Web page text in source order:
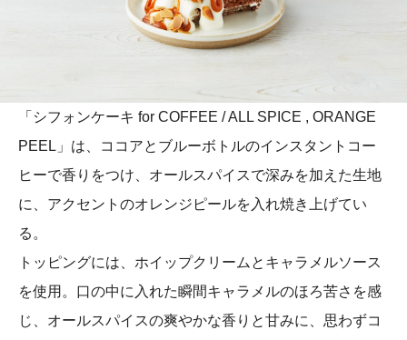
「シフォンケーキ for COFFEE / ALL SPICE , ORANGE
PEEL」は、ココアとブルーボトルのインスタントコー
ヒーで香りをつけ、オールスパイスで深みを加えた生地
に、アクセントのオレンジピールを入れ焼き上げてい
る。
トッピングには、ホイップクリームとキャラメルソース
を使用。口の中に入れた瞬間キャラメルのほろ苦さを感
じ、オールスパイスの爽やかな香りと甘みに、思わずコ